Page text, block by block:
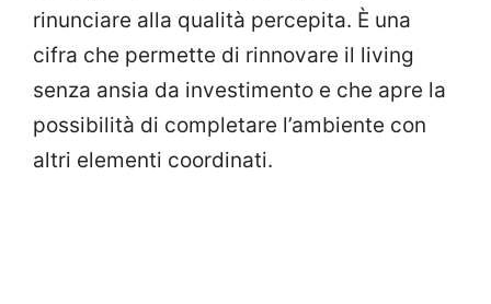
rinunciare alla qualità percepita. È una
cifra che permette di rinnovare il living
senza ansia da investimento e che apre la
possibilità di completare l’ambiente con
altri elementi coordinati.